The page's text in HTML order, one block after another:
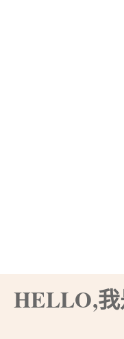
HELLO,我